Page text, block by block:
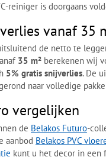
reiniger is doorgaans
vanaf 35
de netto te
35 m² berekenen wij
5% gratis snijverlies. De
naar volledige
vergelijken
de Belakos Futuro-
aanbod Belakos PVC
kunt u het decor in een